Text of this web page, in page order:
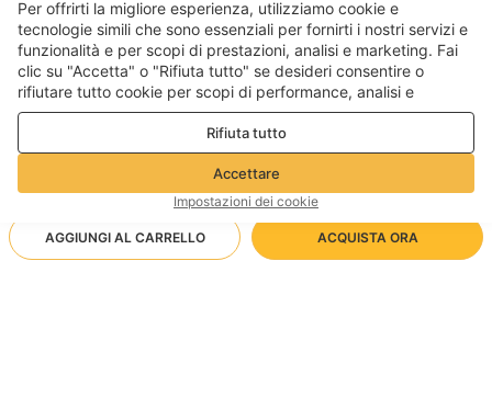
AGGIUNGI AL CARRELLO ACQUISTA ORA
€ EUR Italy
©2026 Voghion
Termini & Condizioni
Politica sulla privacy e sui cookie
Linee guida della community
Per offrirti la migliore esperienza, utilizziamo cookie e
tecnologie simili che sono essenziali per fornirti i nostri servizi e
funzionalità e per scopi di prestazioni, analisi e marketing. Fai
clic su "Accetta" o "Rifiuta tutto" se desideri consentire o
rifiutare tutto cookie per scopi di performance, analisi e
marketing. Per maggiori dettagli consultare la nostraPolitica
Rifiuta tutto
Accettare
Impostazioni dei cookie